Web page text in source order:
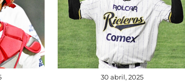
30 abril, 2025